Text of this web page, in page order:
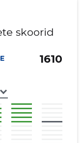
skoorid
1610